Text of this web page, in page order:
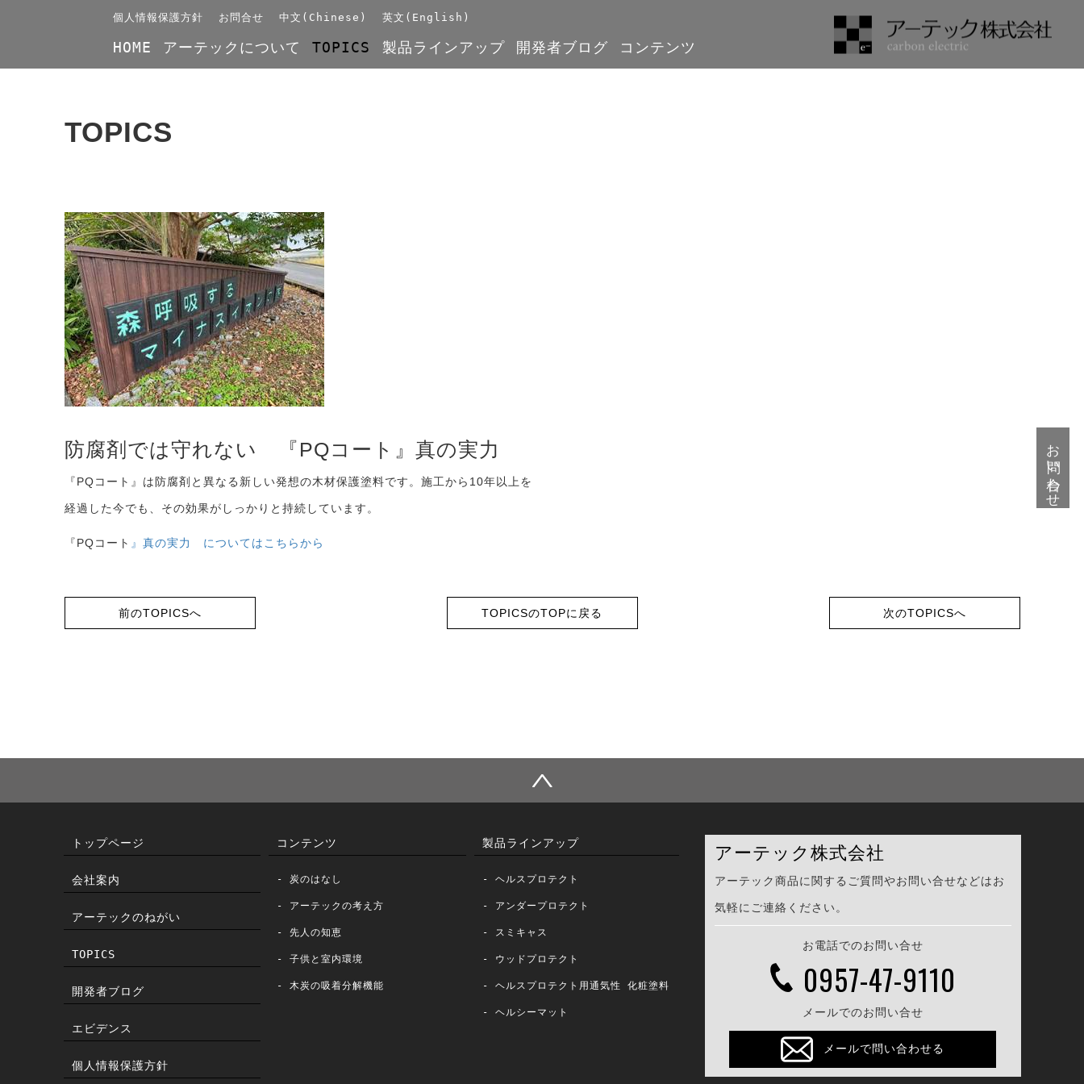
お問い合わせ
個人情報保護方針 お問合せ 中文(Chinese) 英文(English)
HOME アーテックについて TOPICS 製品ラインアップ 開発者ブログ コンテンツ
TOPICS
防腐剤では守れない 『PQコート』真の実力
『PQコート』は防腐剤と異なる新しい発想の木材保護塗料です。施工から10年以上を
経過した今でも、その効果がしっかりと持続しています。
『PQコート 』真の実力 についてはこちらから
前のTOPICSへ TOPICSのTOPに戻る 次のTOPICSへ
アーテック株式会社
アーテック商品に関するご質問やお問い合せなどはお
気軽にご連絡ください。
お電話でのお問い合せ
0957-47-9110
メールでのお問い合せ
メールで問い合わせる
トップページ
会社案内
アーテックのねがい
TOPICS
開発者ブログ
エビデンス
個人情報保護方針
コンテンツ
- 炭のはなし
- アーテックの考え方
- 先人の知恵
- 子供と室内環境
- 木炭の吸着分解機能
製品ラインアップ
- ヘルスプロテクト
- アンダープロテクト
- スミキャス
- ウッドプロテクト
- ヘルスプロテクト用通気性 化粧塗料
- ヘルシーマット